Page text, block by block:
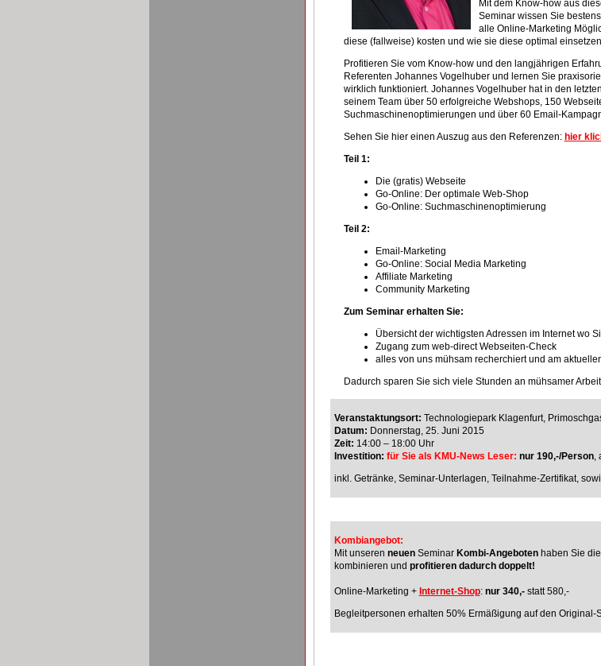
Mit dem Know-how aus
Seminar wissen Sie
alle Online-Marketing
diese (fallweise) kosten und wie sie diese optimal
Profitieren Sie vom Know-how und den langjährigen
Referenten Johannes Vogelhuber und lernen Sie
wirklich funktioniert. Johannes Vogelhuber hat in den
seinem Team über 50 erfolgreiche Webshops, 150
Suchmaschinenoptimierungen und über 60 Email-
Sehen Sie hier einen Auszug aus den Referenzen: hier
Teil 1:
Die (gratis) Webseite
Go-Online: Der optimale Web-Shop
Go-Online: Suchmaschinenoptimierung
Teil 2:
Email-Marketing
Go-Online: Social Media Marketing
Affiliate Marketing
Community Marketing
Zum Seminar erhalten Sie:
Übersicht der wichtigsten Adressen im Internet wo
Zugang zum web-direct Webseiten-Check
alles von uns mühsam recherchiert und am
Dadurch sparen Sie sich viele Stunden an mühsamer Arbeit
Veranstaktungsort: Technologiepark Klagenfurt,
Datum: Donnerstag, 25. Juni 2015
Zeit: 14:00 – 18:00 Uhr
Investition: für Sie als KMU-News Leser: nur 190,-/Person,
inkl. Getränke, Seminar-Unterlagen, Teilnahme-Zertifikat,
Kombiangebot:
Mit unseren neuenSeminar Kombi-Angebotenhaben Sie
kombinieren und profitieren dadurch doppelt!
Online-Marketing + Internet-Shop: nur 340,-statt 580,-
Begleitpersonen erhalten 50% Ermäßigung auf den Original-